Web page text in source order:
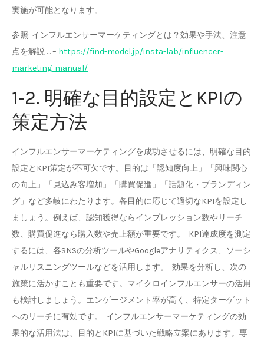
実施が可能となります。
参照: インフルエンサーマーケティングとは？効果や手法、注意
点を解説 … – https://find-model.jp/insta-lab/influencer-
marketing-manual/
1-2. 明確な目的設定とKPIの
策定方法
インフルエンサーマーケティングを成功させるには、明確な目的
設定とKPI策定が不可欠です。目的は「認知度向上」「興味関心
の向上」「見込み客増加」「購買促進」「話題化・ブランディン
グ」など多岐にわたります。各目的に応じて適切なKPIを設定し
ましょう。例えば、認知獲得ならインプレッション数やリーチ
数、購買促進なら購入数や売上額が重要です。 KPI達成度を測定
するには、各SNSの分析ツールやGoogleアナリティクス、ソーシ
ャルリスニングツールなどを活用します。 効果を分析し、次の
施策に活かすことも重要です。マイクロインフルエンサーの活用
も検討しましょう。エンゲージメント率が高く、特定ターゲット
へのリーチに有効です。 インフルエンサーマーケティングの効
果的な活用法は、目的とKPIに基づいた戦略立案にあります。専